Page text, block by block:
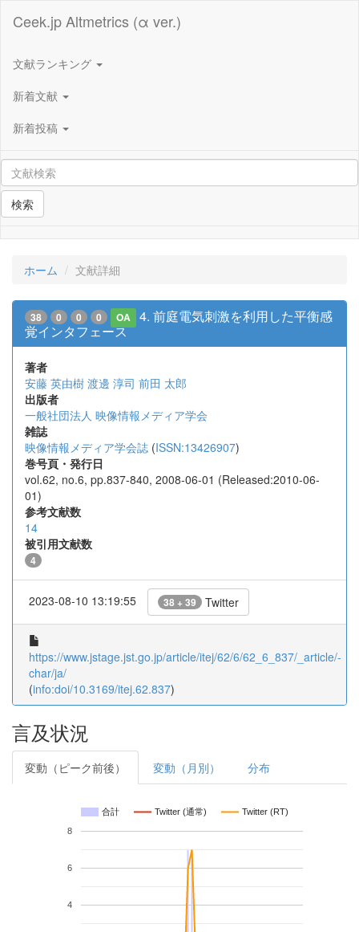
Ceek.jp Altmetrics (α ver.)
文献ランキング
新着文献
新着投稿
検索
ホーム 文献詳細
38 0 0 0 OA
4. 前庭電気刺激を利用した平衡感
覚インタフェース
著者
安藤 英由樹 渡邊 淳司 前田 太郎
出版者
一般社団法人 映像情報メディア学会
雑誌
映像情報メディア学会誌 (ISSN:13426907)
巻号頁・発行日
vol.62, no.6, pp.837-840, 2008-06-01 (Released:2010-06-
01)
参考文献数
14
被引用文献数
4
2023-08-10 13:19:55 38 + 39 Twitter
https://www.jstage.jst.go.jp/article/itej/62/6/62_6_837/_article/-
char/ja/
(info:doi/10.3169/itej.62.837)
言及状況
変動（ピーク前後） 変動（月別） 分布
合計 Twitter (通常) Twitter (RT)
4
6
8